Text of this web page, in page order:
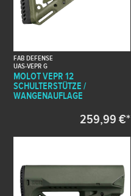
FAB DEFENSE
UAS-VEPR G
MOLOT VEPR 12
SCHULTERSTÜTZE /
WANGENAUFLAGE
259,99 €*